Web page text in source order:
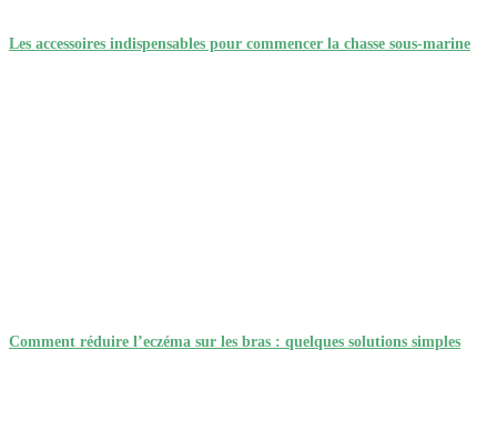
Les accessoires indispensables pour commencer la chasse sous-marine
Comment réduire l’eczéma sur les bras : quelques solutions simples